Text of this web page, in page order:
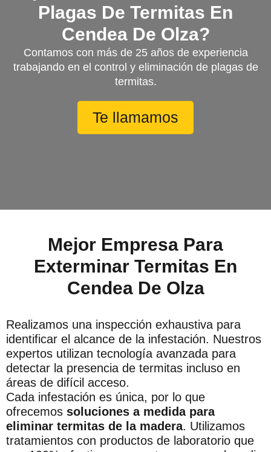
Plagas De Termitas En
Cendea De Olza?
Contamos con más de 25 años de experiencia
trabajando en el control y eliminación de plagas de
termitas.
Te llamamos
Mejor Empresa Para
Exterminar Termitas En
Cendea De Olza
Realizamos una inspección exhaustiva para
identificar el alcance de la infestación. Nuestros
expertos utilizan tecnología avanzada para
detectar la presencia de termitas incluso en
áreas de difícil acceso.
Cada infestación es única, por lo que
ofrecemos soluciones a medida para
eliminar termitas de la madera. Utilizamos
tratamientos con productos de laboratorio que